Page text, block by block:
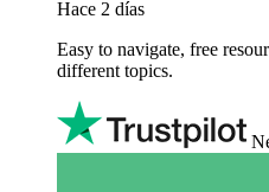
Hace 2 días
Easy to navigate, free
different topics.